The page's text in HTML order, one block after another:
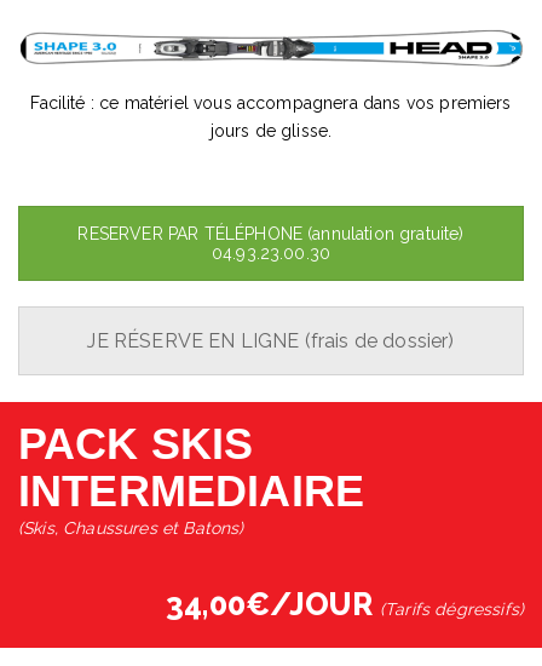
Facilité : ce matériel vous accompagnera dans vos premiers
jours de glisse.
RESERVER PAR TÉLÉPHONE (annulation gratuite)
04.93.23.00.30
JE RÉSERVE EN LIGNE (frais de dossier)
PACK SKIS
INTERMEDIAIRE
(Skis, Chaussures et Batons)
34,00€/JOUR (Tarifs dégressifs)